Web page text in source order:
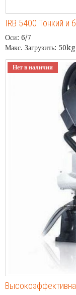
IRB 5400 Тонкий и
Оси: 6/7
Макс. Загрузить: 50kg
Нет в наличии